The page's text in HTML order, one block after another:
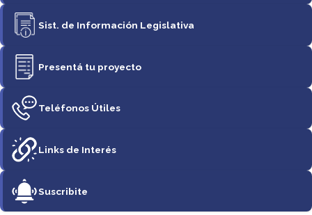
Sist. de Información Legislativa
Presentá tu proyecto
Teléfonos Útiles
Links de Interés
Suscribite